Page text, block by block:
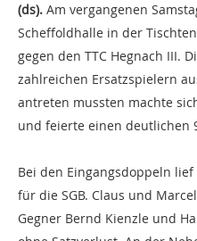
(ds). Am vergangenen
Scheffoldhalle in der
gegen den TTC Hegnach III.
zahlreichen Ersatzspielern
antreten mussten machte
und feierte einen deutlichen
Bei den Eingangsdoppeln
für die SGB. Claus und
Gegner Bernd Kienzle und